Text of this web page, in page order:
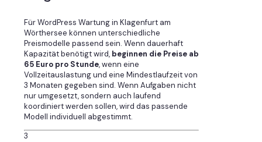
Für WordPress Wartung in Klagenfurt am
Wörthersee können unterschiedliche
Preismodelle passend sein. Wenn dauerhaft
Kapazität benötigt wird, beginnen die Preise ab
65 Euro pro Stunde, wenn eine
Vollzeitauslastung und eine Mindestlaufzeit von
3 Monaten gegeben sind. Wenn Aufgaben nicht
nur umgesetzt, sondern auch laufend
koordiniert werden sollen, wird das passende
Modell individuell abgestimmt.
3